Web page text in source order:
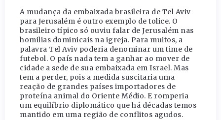
A mudança da embaixada brasileira de Tel Aviv
para Jerusalém é outro exemplo de tolice. O
brasileiro típico só ouviu falar de Jerusalém nas
homilias dominicais na igreja. Para muitos, a
palavra Tel Aviv poderia denominar um time de
futebol. O país nada tem a ganhar ao mover de
cidade a sede de sua embaixada em Israel. Mas
tem a perder, pois a medida suscitaria uma
reação de grandes países importadores de
proteína animal do Oriente Médio. E romperia
um equilíbrio diplomático que há décadas temos
mantido em uma região de conflitos agudos.